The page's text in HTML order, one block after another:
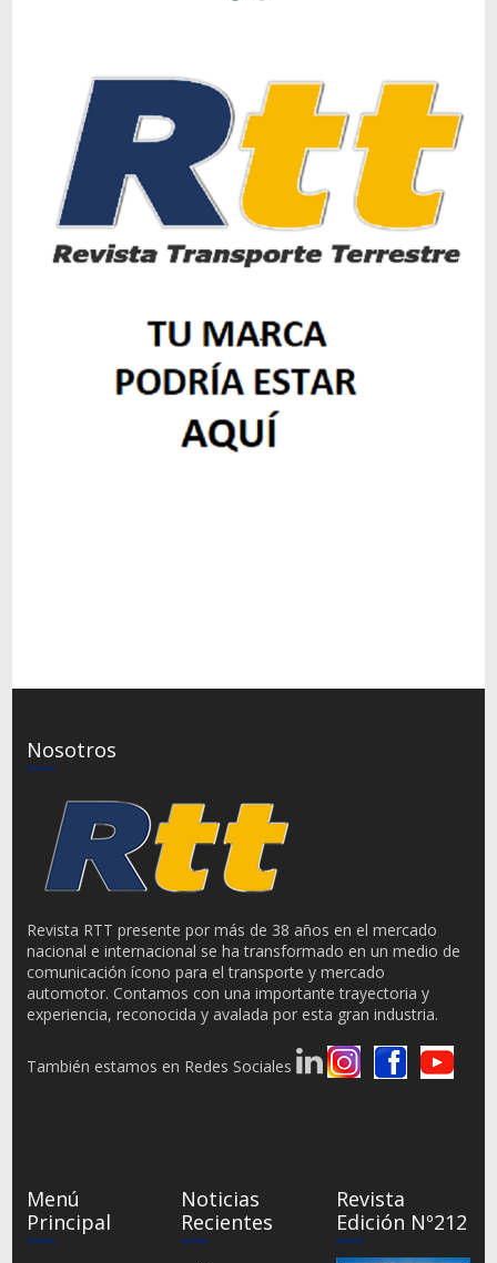
Nosotros
Revista RTT presente por más de 38 años en el mercado
nacional e internacional se ha transformado en un medio de
comunicación ícono para el transporte y mercado
automotor. Contamos con una importante trayectoria y
experiencia, reconocida y avalada por esta gran industria.
También estamos en Redes Sociales
Menú
Principal
Noticias
Recientes
Revista
Edición Nº212